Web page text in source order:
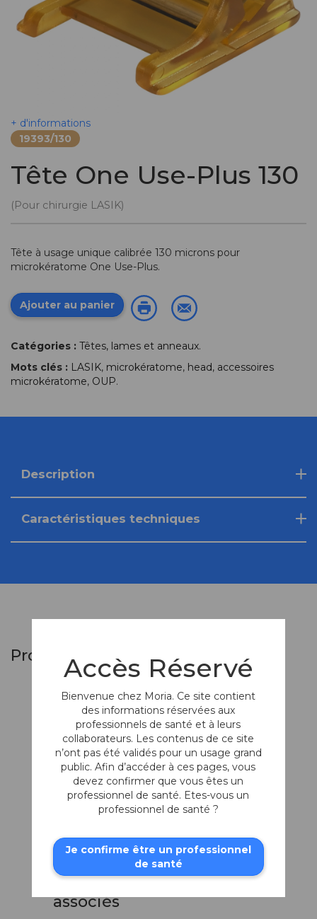
+ d'informations
19393/130
Tête One Use-Plus 130
(Pour chirurgie LASIK)
Tête à usage unique calibrée 130 microns pour
microkératome One Use-Plus.
Ajouter au panier
Catégories : Têtes, lames et anneaux.
Mots clés : LASIK, microkératome, head, accessoires
microkératome, OUP.
Description
Caractéristiques techniques
Produits similaires
Set One Use-Plus
Pour chirurgie LASIK/SBK
associés
Accès Réservé
Bienvenue chez Moria. Ce site contient
des informations réservées aux
professionnels de santé et à leurs
collaborateurs. Les contenus de ce site
n’ont pas été validés pour un usage grand
public. Afin d’accéder à ces pages, vous
devez confirmer que vous êtes un
professionnel de santé. Etes-vous un
professionnel de santé ?
Je confirme être un professionnel
de santé